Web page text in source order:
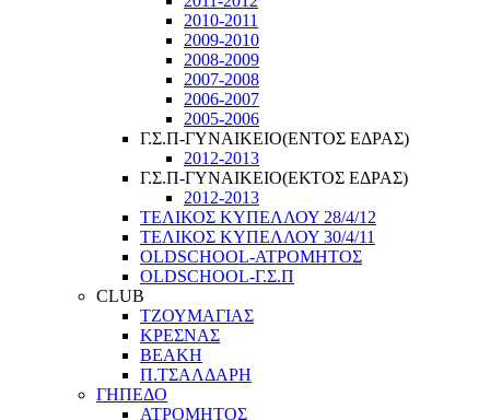
2010-2011
2009-2010
2008-2009
2007-2008
2006-2007
2005-2006
Γ.Σ.Π-ΓΥΝΑΙΚΕΙΟ(ΕΝΤΟΣ ΕΔΡΑΣ)
2012-2013
Γ.Σ.Π-ΓΥΝΑΙΚΕΙΟ(ΕΚΤΟΣ ΕΔΡΑΣ)
2012-2013
ΤΕΛΙΚΟΣ ΚΥΠΕΛΛΟΥ 28/4/12
ΤΕΛΙΚΟΣ ΚΥΠΕΛΛΟΥ 30/4/11
OLDSCHOOL-ΑΤΡΟΜΗΤΟΣ
OLDSCHOOL-Γ.Σ.Π
CLUB
ΤΖΟΥΜΑΓΙΑΣ
ΚΡΕΣΝΑΣ
ΒΕΑΚΗ
Π.ΤΣΑΛΔΑΡΗ
ΓΗΠΕΔΟ
ΑΤΡΟΜΗΤΟΣ